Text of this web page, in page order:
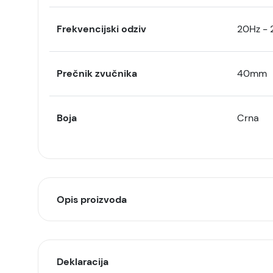
Frekvencijski odziv 20Hz -
Prečnik zvučnika 40mm
Boja Crna
Opis proizvoda
Deklaracija